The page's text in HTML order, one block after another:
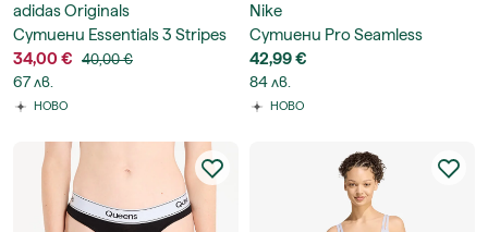
adidas Originals
Сутиени Essentials 3 Stripes
Seamless Bralette
34,00 € 40,00 €
67 лв.
НОВО
Nike
Сутиени Pro Seamless
Women's Dri-FIT Tank Top
42,99 €
84 лв.
НОВО